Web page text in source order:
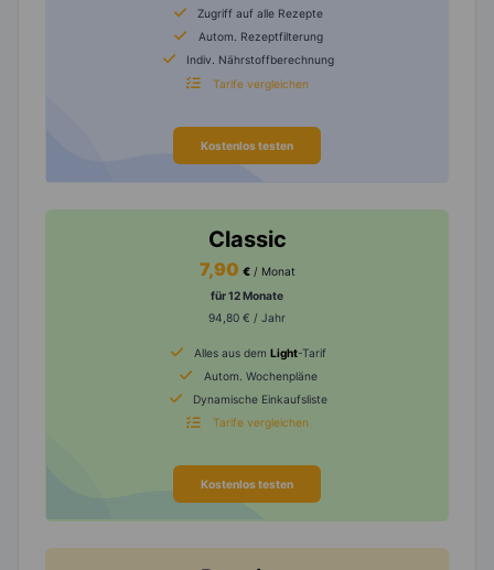
Zugriff auf alle Rezepte
Autom. Rezeptfilterung
Indiv. Nährstoffberechnung
Tarife vergleichen
Kostenlos testen
Classic
7,90 € / Monat
für 12 Monate
94,80 € / Jahr
Alles aus dem Light-Tarif
Autom. Wochenpläne
Dynamische Einkaufsliste
Tarife vergleichen
Kostenlos testen